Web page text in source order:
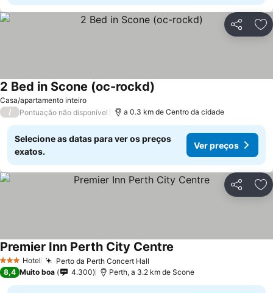
Partilhar
Casa/apartamento inteiro
2 Bed in Scone (oc-rockd)
/ Pontuação não disponível a 0.3 km de Centro da cidade
Selecione as datas para ver os preços
exatos.
Ver preços
Partilhar
3 EstrelasHotel Perto da Perth Concert Hall
Premier Inn Perth City Centre
8,4 Muito boa 4.300 Perth, a 3.2 km de Scone